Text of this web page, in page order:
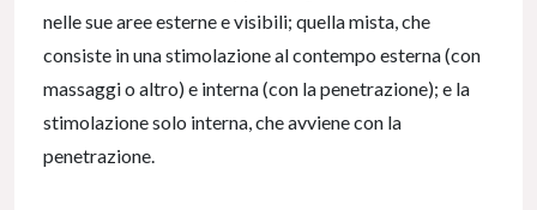
nelle sue aree esterne e visibili; quella mista, che
consiste in una stimolazione al contempo esterna (con
massaggi o altro) e interna (con la penetrazione); e la
stimolazione solo interna, che avviene con la
penetrazione.